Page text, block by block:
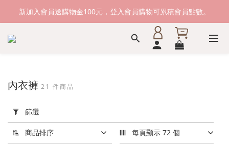
新加入會員送購物金100元，登入會員購物可累積會員點數。
新加入會員送購物金100元，登入會員購物可累積會員點數。
滿1500元免運費。 滿2000元，貨到付款免運。
用
篩
選
(0/20)
內衣褲 21 件商品
篩選
商品排序 每頁顯示 72 個